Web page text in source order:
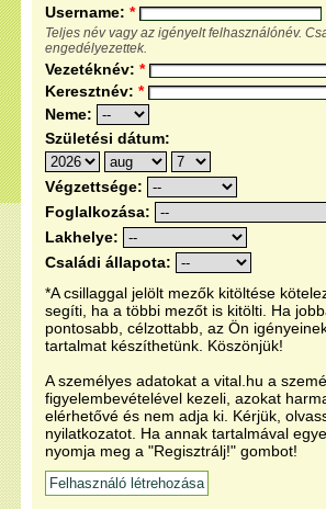
Username: *
Teljes név vagy az igényelt felhasználónév.
engedélyezettek.
Vezetéknév: *
Keresztnév: *
Neme:
Születési dátum:
Végzettsége:
Foglalkozása:
Lakhelye:
Családi állapota:
*A csillaggal jelölt mezők kitöltése
segíti, ha a többi mezőt is kitölti. Ha
pontosabb, célzottabb, az Ön
tartalmat készíthetünk. Köszönjük!
A személyes adatokat a vital.hu a
figyelembevételével kezeli, azokat
elérhetővé és nem adja ki. Kérjük,
nyilatkozatot. Ha annak tartalmával
nyomja meg a "Regisztrálj!" gombot!